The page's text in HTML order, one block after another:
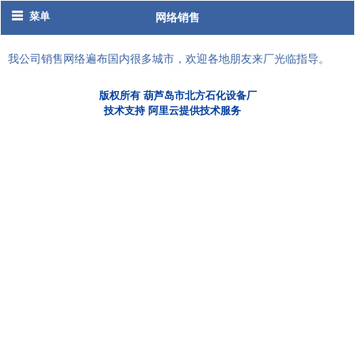
网络销售
菜单
我公司销售网络遍布国内很多城市，欢迎各地朋友来厂光临指导。
版权所有 葫芦岛市北方石化设备厂
技术支持 阿里云提供技术服务